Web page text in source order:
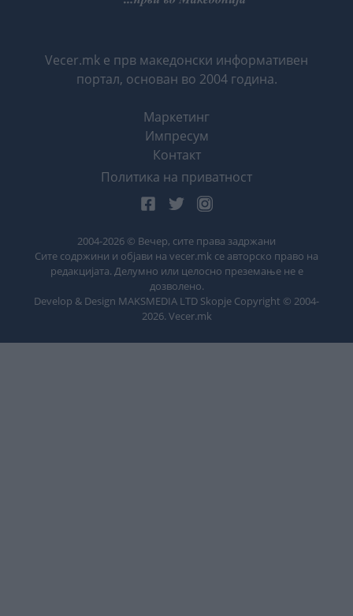
Vecer.mk е прв македонски информативен
портал, основан во 2004 година.
Маркетинг
Импресум
Контакт
Политика на приватност
2004-2026 © Вечер, сите права задржани
Сите содржини и објави на vecer.mk се авторско право на
редакцијата. Делумно или целосно преземање не е
дозволено.
Develop & Design MAKSMEDIA LTD Skopje Copyright © 2004-
2026. Vecer.mk